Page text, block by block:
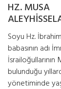
HZ. MUSA
Soyu Hz.
babasının adı
İsrailoğullarının
bulunduğu
yönetiminde